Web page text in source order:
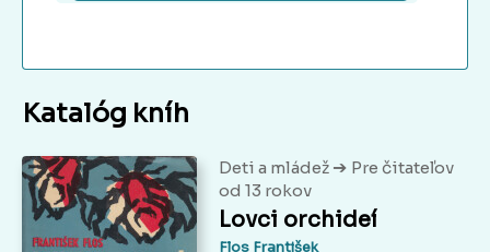
Katalóg kníh
Deti a mládež ➔ Pre čitateľov
od 13 rokov
Lovci orchideí
Flos František